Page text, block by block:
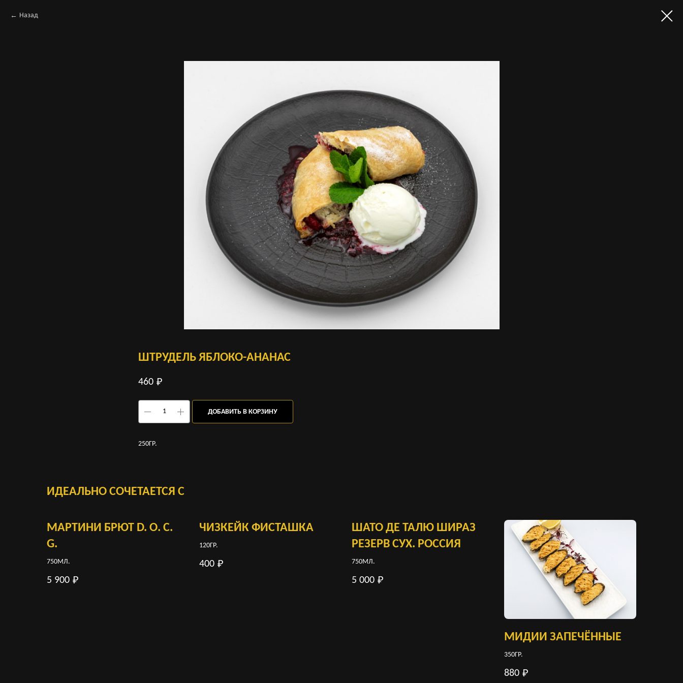
Назад
ШТРУДЕЛЬ ЯБЛОКО-АНАНАС
460 ₽
ДОБАВИТЬ В КОРЗИНУ
250ГР.
ИДЕАЛЬНО СОЧЕТАЕТСЯ С
МАРТИНИ БРЮТ D. O. C.
G.
750МЛ.
5 900 ₽
ЧИЗКЕЙК ФИСТАШКА
120ГР.
400 ₽
ШАТО ДЕ ТАЛЮ ШИРАЗ
РЕЗЕРВ СУХ. РОССИЯ
750МЛ.
5 000 ₽
МИДИИ ЗАПЕЧЁННЫЕ
350ГР.
880 ₽